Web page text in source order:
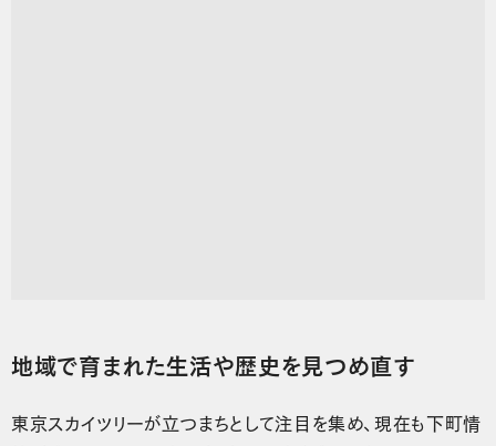
地域で育まれた生活や歴史を見つめ直す
東京スカイツリーが立つまちとして注目を集め、現在も下町情